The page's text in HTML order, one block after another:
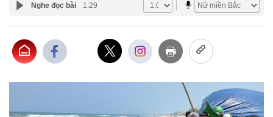
Nghe đọc bài 1:29